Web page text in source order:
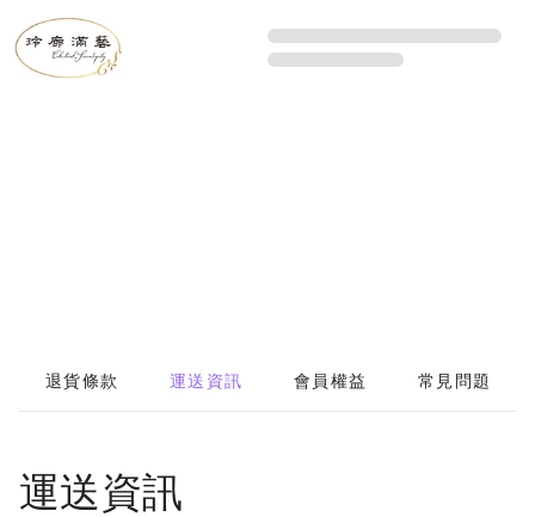
退貨條款 運送資訊 會員權益 常見問題
運送資訊